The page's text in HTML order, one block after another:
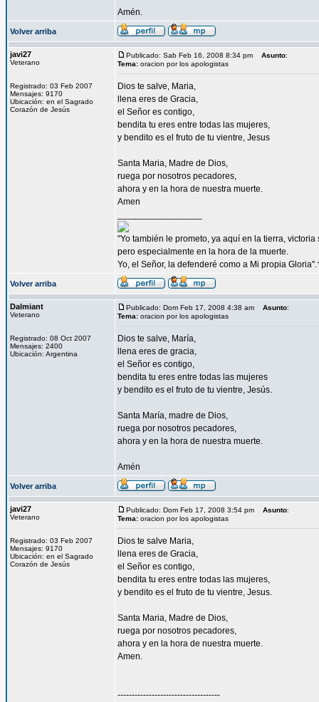
Amén.
Volver arriba
javi27
Veterano
Registrado: 03 Feb 2007
Mensajes: 9170
Ubicación: en el Sagrado
Corazón de Jesús
Publicado: Sab Feb 16, 2008 8:34 pm Asunto:
Tema: oracion por los apologistas
Dios te salve, Maria,
llena eres de Gracia,
el Señor es contigo,
bendita tu eres entre todas las mujeres,
y bendito es el fruto de tu vientre, Jesus
Santa Maria, Madre de Dios,
ruega por nosotros pecadores,
ahora y en la hora de nuestra muerte.
Amen
"Yo también le prometo, ya aquí en la tierra,
pero especialmente en la hora de la muerte.
Yo, el Señor, la defenderé como a Mi propia
Volver arriba
Dalmiant
Veterano
Registrado: 08 Oct 2007
Mensajes: 2400
Ubicación: Argentina
Publicado: Dom Feb 17, 2008 4:38 am Asunto:
Tema: oracion por los apologistas
Dios te salve, María,
llena eres de gracia,
el Señor es contigo,
bendita tu eres entre todas las mujeres
y bendito es el fruto de tu vientre, Jesús.
Santa María, madre de Dios,
ruega por nosotros pecadores,
ahora y en la hora de nuestra muerte.
Amén
Volver arriba
javi27
Veterano
Registrado: 03 Feb 2007
Mensajes: 9170
Ubicación: en el Sagrado
Corazón de Jesús
Publicado: Dom Feb 17, 2008 3:54 pm Asunto:
Tema: oracion por los apologistas
Dios te salve Maria,
llena eres de Gracia,
el Señor es contigo,
bendita tu eres entre todas las mujeres,
y bendito es el fruto de tu vientre, Jesus.
Santa Maria, Madre de Dios,
ruega por nosotros pecadores,
ahora y en la hora de nuestra muerte.
Amen.
------------------------------------